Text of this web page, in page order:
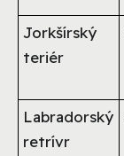
Jorkšírský
teriér
Labradorský
retrívr